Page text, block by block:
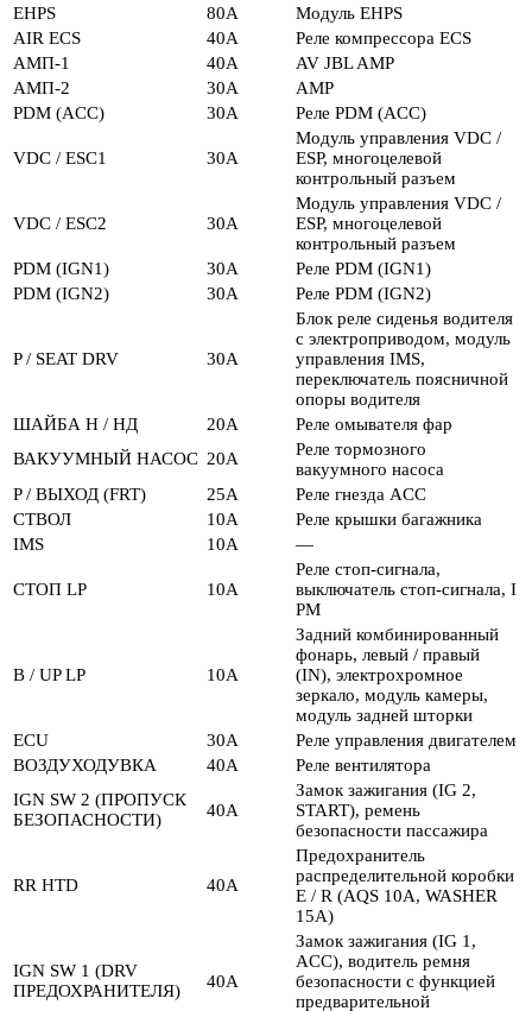
EHPS
80А
Модуль EHPS
AIR ECS
40А
Реле компрессора ECS
АМП-1
40А
AV JBL AMP
АМП-2
30А
AMP
PDM (ACC)
30А Реле PDM (ACC)
VDC / ESC1 30А
Модуль управления VDC /
ESP, многоцелевой
контрольный разъем
VDC / ESC2 30А
Модуль управления VDC /
ESP, многоцелевой
контрольный разъем
PDM (IGN1)
30А
Реле PDM (IGN1)
PDM (IGN2)
30А Реле PDM (IGN2)
P / SEAT DRV 30А
Блок реле сиденья водителя
с электроприводом, модуль
управления IMS,
переключатель поясничной
опоры водителя
ШАЙБА Н / НД
20А
Реле омывателя фар
ВАКУУМНЫЙ НАСОС 20А
Реле тормозного
вакуумного насоса
P / ВЫХОД (FRT)
25А
Реле гнезда ACC
СТВОЛ
10А
Реле крышки багажника
IMS
10А —
СТОП LP 10А
Реле стоп-сигнала,
выключатель стоп-сигнала, I
PM
B / UP LP 10А
Задний комбинированный
фонарь, левый / правый
(IN), электрохромное
зеркало, модуль камеры,
модуль задней шторки
ECU
30А
Реле управления двигателем
ВОЗДУХОДУВКА
40А
Реле вентилятора
IGN SW 2 (ПРОПУСК
БЕЗОПАСНОСТИ)
40А
Замок зажигания (IG 2,
START), ремень
безопасности пассажира
RR HTD 40А
Предохранитель
распределительной коробки
E / R (AQS 10A, WASHER
15A)
IGN SW 1 (DRV
ПРЕДОХРАНИТЕЛЯ)
40А
Замок зажигания (IG 1,
ACC), водитель ремня
безопасности с функцией
предварительной